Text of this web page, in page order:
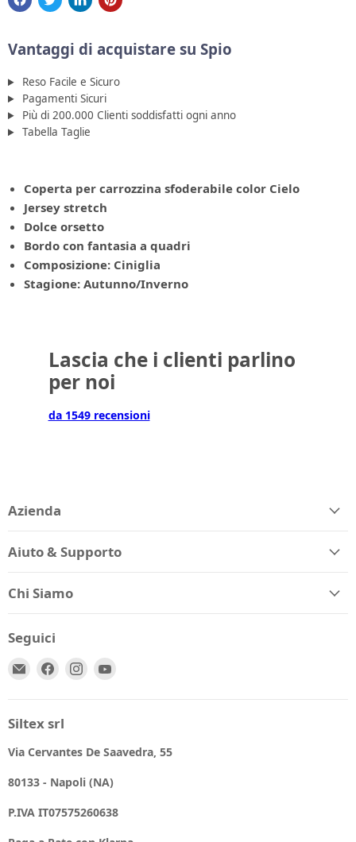
Vantaggi di acquistare su Spio
Reso Facile e Sicuro
Pagamenti Sicuri
Più di 200.000 Clienti soddisfatti ogni anno
Tabella Taglie
Coperta per carrozzina sfoderabile color Cielo
Jersey stretch
Dolce orsetto
Bordo con fantasia a quadri
Composizione: Ciniglia
Stagione: Autunno/Inverno
Lascia che i clienti parlino
per noi
da 1549 recensioni
Azienda
Aiuto & Supporto
Chi Siamo
Seguici
Email
Trovaci Trovaci
Siltex srl
Via Cervantes De Saavedra, 55
80133 - Napoli (NA)
P.IVA IT07575260638